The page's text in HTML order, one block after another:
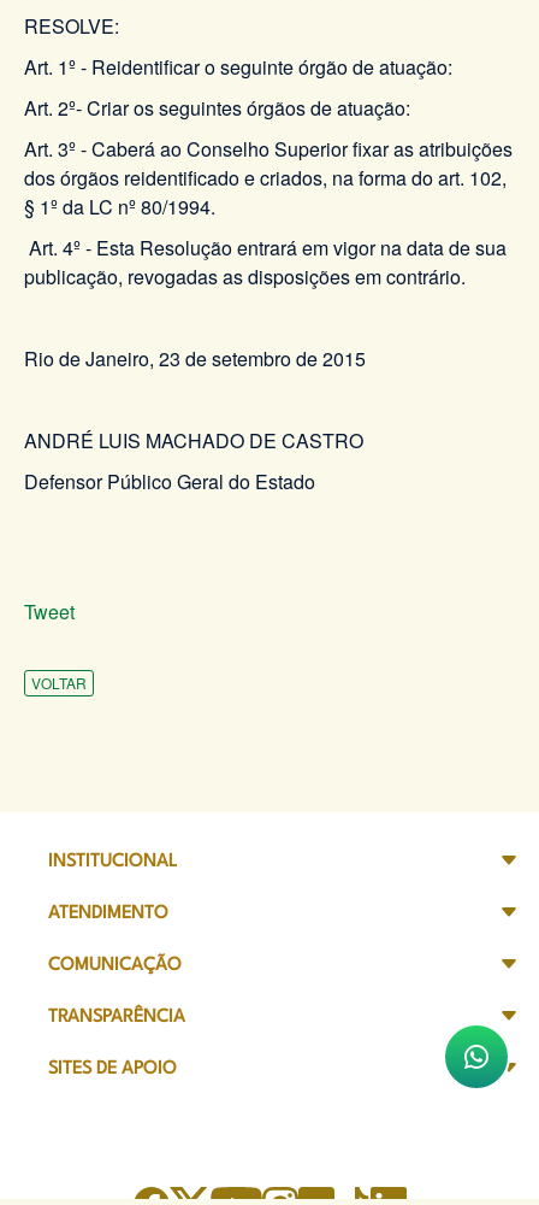
RESOLVE:
Art. 1º - Reidentificar o seguinte órgão de atuação:
Art. 2º- Criar os seguintes órgãos de atuação:
Art. 3º - Caberá ao Conselho Superior fixar as atribuições
dos órgãos reidentificado e criados, na forma do art. 102,
§ 1º da LC nº 80/1994.
Art. 4º - Esta Resolução entrará em vigor na data de sua
publicação, revogadas as disposições em contrário.
Rio de Janeiro, 23 de setembro de 2015
ANDRÉ LUIS MACHADO DE CASTRO
Defensor Público Geral do Estado
Tweet
VOLTAR
INSTITUCIONAL
ATENDIMENTO
COMUNICAÇÃO
TRANSPARÊNCIA
SITES DE APOIO